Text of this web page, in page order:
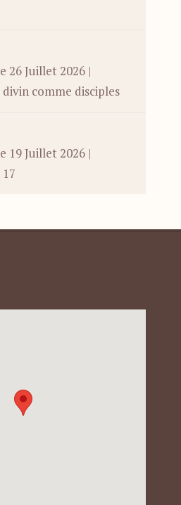
26 Juillet 2026 |
comme disciples
19 Juillet 2026 |